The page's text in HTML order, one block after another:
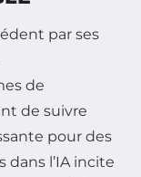
par ses
de
de suivre
pour des
dans l’IA incite